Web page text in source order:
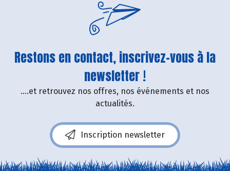
Restons en contact, inscrivez-vous à la
newsletter !
....et retrouvez nos offres, nos événements et nos
actualités.
Inscription newsletter